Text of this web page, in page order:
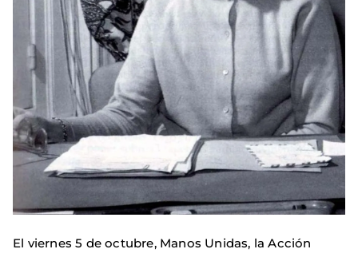
El viernes 5 de octubre, Manos Unidas, la Acción